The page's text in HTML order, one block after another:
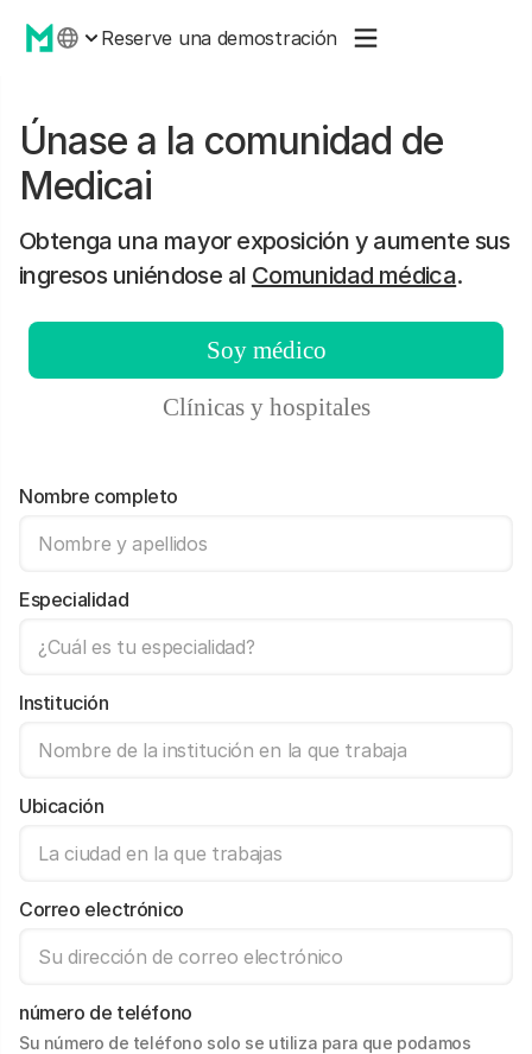
Reserve una demostración
Únase a la comunidad de
Medicai
Obtenga una mayor exposición y aumente sus
ingresos uniéndose al Comunidad médica.
Soy médico
Clínicas y hospitales
Nombre completo
Especialidad
Institución
Ubicación
Correo electrónico
número de teléfono
Su número de teléfono solo se utiliza para que podamos